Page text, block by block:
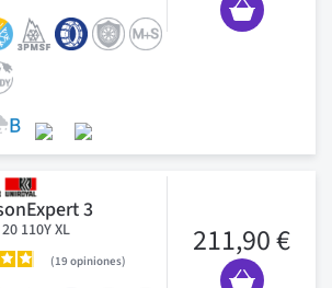
3
110Y XL
19 opiniones
211,90 €